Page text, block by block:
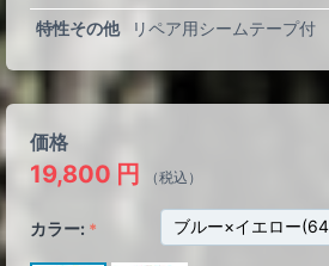
特性その他 リペア用シームテープ付
価格
19,800 円 （税込）
カラー: